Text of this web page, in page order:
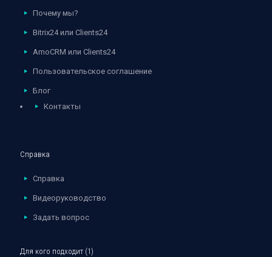
Почему мы?
Bitrix24 или Clients24
AmoCRM или Clients24
Пользовательское соглашение
Блог
Контакты
Справка
Справка
Видеоруководство
Задать вопрос
Для кого подходит (1)